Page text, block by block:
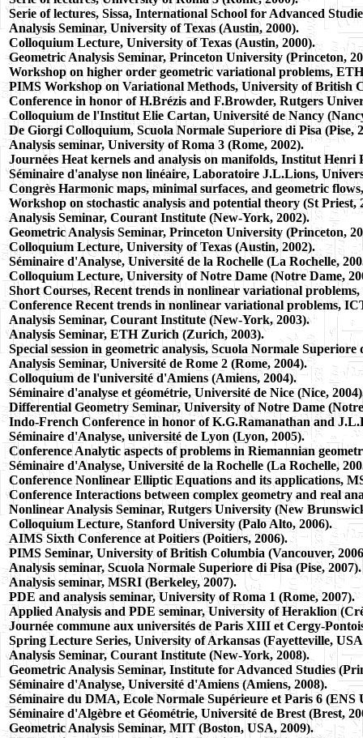
Serie of lectures, Sissa, International School for Advanced
Analysis Seminar, University of Texas (Austin, 2000).
Colloquium Lecture, University of Texas (Austin, 2000).
Geometric Analysis Seminar, Princeton University (Princeton,
Workshop on higher order geometric variational problems,
PIMS Workshop on Variational Methods, University of British
Conference in honor of H.Brézis and F.Browder, Rutgers
Colloquium de l'Institut Elie Cartan, Université de Nancy
De Giorgi Colloquium, Scuola Normale Superiore di Pisa (Pise,
Analysis seminar, University of Roma 3 (Rome, 2002).
Journées Heat kernels and analysis on manifolds, Institut Henri
Séminaire d'analyse non linéaire, Laboratoire J.L.Lions,
Congrès Harmonic maps, minimal surfaces, and geometric
Workshop on stochastic analysis and potential theory (St Priest,
Analysis Seminar, Courant Institute (New-York, 2002).
Geometric Analysis Seminar, Princeton University (Princeton,
Colloquium Lecture, University of Texas (Austin, 2002).
Séminaire d'Analyse, Université de la Rochelle (La Rochelle,
Colloquium Lecture, University of Notre Dame (Notre Dame,
Short Courses, Recent trends in nonlinear variational
Conference Recent trends in nonlinear variational problems,
Analysis Seminar, Courant Institute (New-York, 2003).
Analysis Seminar, ETH Zurich (Zurich, 2003).
Special session in geometric analysis, Scuola Normale Superiore
Analysis Seminar, Université de Rome 2 (Rome, 2004).
Colloquium de l'université d'Amiens (Amiens, 2004).
Séminaire d'analyse et géométrie, Université de Nice (Nice,
Differential Geometry Seminar, University of Notre Dame
Indo-French Conference in honor of K.G.Ramanathan and
Séminaire d'Analyse, université de Lyon (Lyon, 2005).
Conference Analytic aspects of problems in Riemannian
Séminaire d'Analyse, Université de la Rochelle (La Rochelle,
Conference Nonlinear Elliptic Equations and its applications,
Conference Interactions between complex geometry and real
Nonlinear Analysis Seminar, Rutgers University (New
Colloquium Lecture, Stanford University (Palo Alto, 2006).
AIMS Sixth Conference at Poitiers (Poitiers, 2006).
PIMS Seminar, University of British Columbia (Vancouver,
Analysis seminar, Scuola Normale Superiore di Pisa (Pise, 2007).
Analysis seminar, MSRI (Berkeley, 2007).
PDE and analysis seminar, University of Roma 1 (Rome, 2007).
Applied Analysis and PDE seminar, University of Heraklion
Journée commune aux universités de Paris XIII et Cergy-
Spring Lecture Series, University of Arkansas (Fayetteville,
Analysis Seminar, Courant Institute (New-York, 2008).
Geometric Analysis Seminar, Institute for Advanced Studies
Séminaire d'Analyse, Université d'Amiens (Amiens, 2008).
Séminaire du DMA, Ecole Normale Supérieure et Paris 6 (ENS
Séminaire d'Algèbre et Géométrie, Université de Brest (Brest,
Geometric Analysis Seminar, MIT (Boston, USA, 2009).